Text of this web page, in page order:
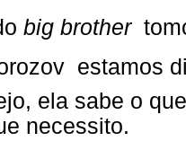
big brother
 estamos
ela sabe o
necessito.